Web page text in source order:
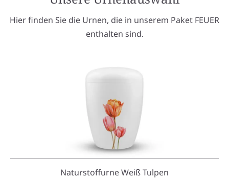
Hier finden Sie die Urnen, die in unserem Paket FEUER
enthalten sind.
Naturstoffurne Weiß Tulpen